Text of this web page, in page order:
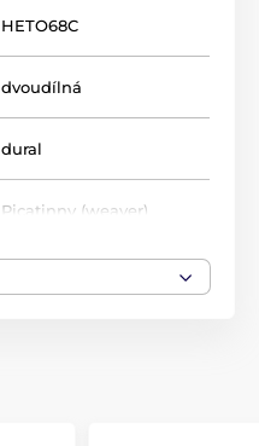
HETO68C
dvoudílná
dural
Picatinny (weaver)